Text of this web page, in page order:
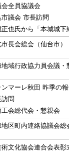
会全員協議会
市議会 市長訪問
正也氏から「本城城下
長会総会（仙台市）
地域行政協力員会議・
ンマーレ秋田 昨季の
問
工会総代会・懇親会
地区町内連絡協議会総
術文化協会連合会表彰